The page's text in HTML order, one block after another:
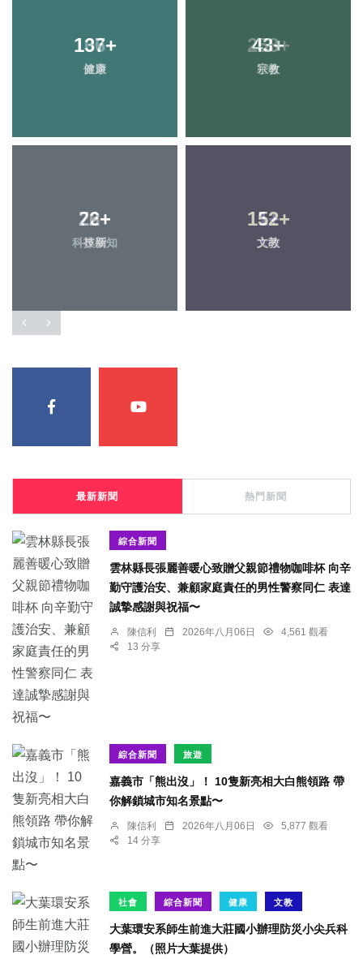
137+
健康
43+
宗教
22+
科技新知
152+
文教
最新新聞 熱門新聞
綜合新聞
雲林縣長張麗善暖心致贈父親節禮物咖啡杯 向辛
勤守護治安、兼顧家庭責任的男性警察同仁 表達
誠摯感謝與祝福〜
陳信利 2026年八月06日
4,561 觀看
13 分享
綜合新聞 旅遊
嘉義市「熊出沒」！ 10隻新亮相大白熊領路 帶
你解鎖城市知名景點〜
陳信利 2026年八月06日
5,877 觀看
14 分享
社會 綜合新聞 健康 文教
大葉環安系師生前進大莊國小辦理防災小尖兵科
學營。（照片大葉提供）